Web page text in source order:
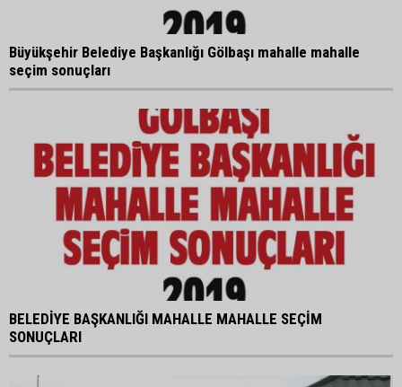
Büyükşehir Belediye Başkanlığı Gölbaşı mahalle mahalle
seçim sonuçları
BELEDİYE BAŞKANLIĞI MAHALLE MAHALLE SEÇİM
SONUÇLARI